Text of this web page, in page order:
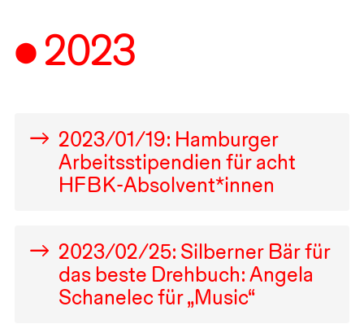
2023
2023/01/19: Hamburger
Arbeitsstipendien für acht
HFBK-Absolvent*innen
2023/02/25: Silberner Bär für
das beste Drehbuch: Angela
Schanelec für „Music“